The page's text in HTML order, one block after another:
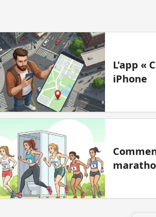
L'app «
iPhone